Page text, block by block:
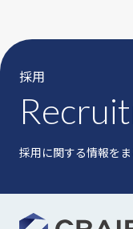
採用
採用に関する情報をま